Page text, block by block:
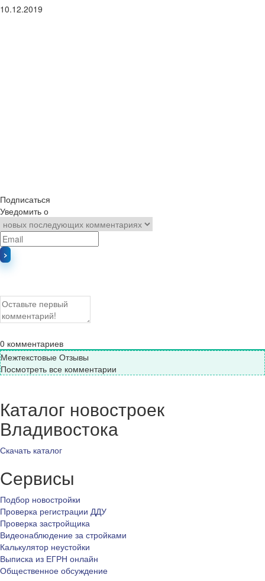
10.12.2019
Подписаться
Уведомить о
0 комментариев
Межтекстовые Отзывы
Посмотреть все комментарии
Каталог новостроек
Владивостока
Скачать каталог
Сервисы
Подбор новостройки
Проверка регистрации ДДУ
Проверка застройщика
Видеонаблюдение за стройками
Калькулятор неустойки
Выписка из ЕГРН онлайн
Общественное обсуждение